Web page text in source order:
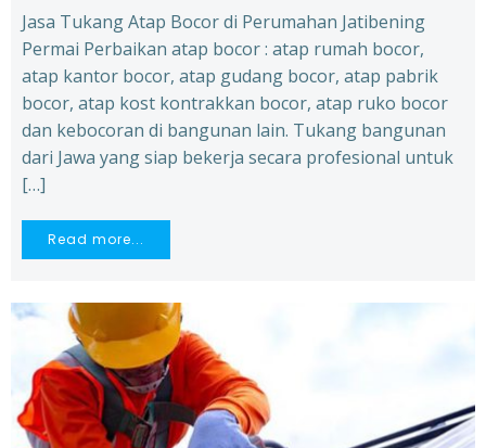
Jasa Tukang Atap Bocor di Perumahan Jatibening
Permai Perbaikan atap bocor : atap rumah bocor,
atap kantor bocor, atap gudang bocor, atap pabrik
bocor, atap kost kontrakkan bocor, atap ruko bocor
dan kebocoran di bangunan lain. Tukang bangunan
dari Jawa yang siap bekerja secara profesional untuk
[…]
Read more...